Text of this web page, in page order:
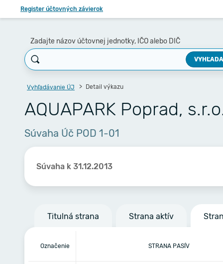
Register účtovných závierok
Zadajte názov účtovnej jednotky, IČO alebo DIČ
Vyhľadávanie ÚJ Detail výkazu
AQUAPARK Poprad,
Súvaha Úč POD 1-01
Súvaha k 31.12.2013
Titulná strana Strana aktív
Označenie STRANA PASÍV